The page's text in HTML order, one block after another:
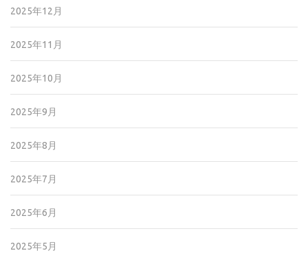
2025年12月
2025年11月
2025年10月
2025年9月
2025年8月
2025年7月
2025年6月
2025年5月